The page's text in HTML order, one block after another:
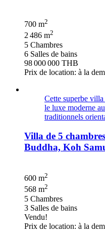
700 m2
2 486 m2
5 Chambres
6 Salles de bains
98 000 000 THB
Prix de location: à la
Cette superbe
le luxe moderne
traditionnels
Villa de 5
Buddha, Koh
600 m2
568 m2
5 Chambres
3 Salles de bains
Vendu!
Prix de location: à la